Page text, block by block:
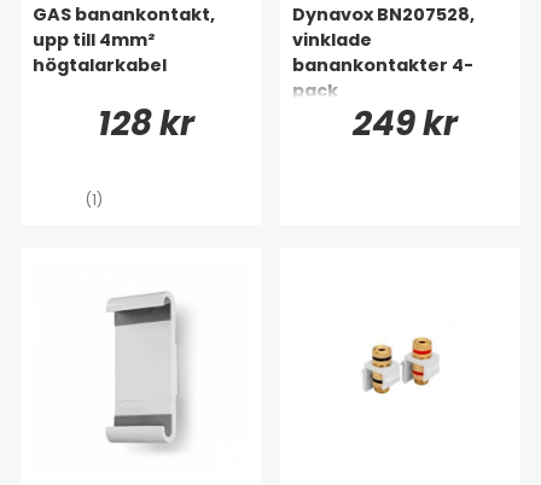
GAS banankontakt,
upp till 4mm²
högtalarkabel
128 kr
(1)
Dynavox BN207528,
vinklade
banankontakter 4-
pack
249 kr